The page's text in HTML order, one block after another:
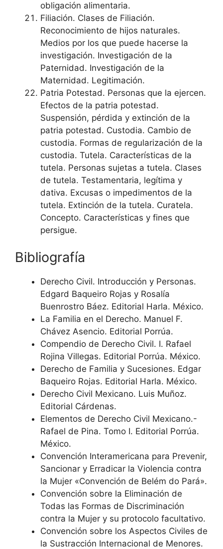
obligación alimentaria.
Filiación. Clases de Filiación.
Reconocimiento de hijos naturales.
Medios por los que puede hacerse la
investigación. Investigación de la
Paternidad. Investigación de la
Maternidad. Legitimación.
Patria Potestad. Personas que la ejercen.
Efectos de la patria potestad.
Suspensión, pérdida y extinción de la
patria potestad. Custodia. Cambio de
custodia. Formas de regularización de la
custodia. Tutela. Características de la
tutela. Personas sujetas a tutela. Clases
de tutela. Testamentaria, legítima y
dativa. Excusas o impedimentos de la
tutela. Extinción de la tutela. Curatela.
Concepto. Características y fines que
persigue.
Bibliografía
Derecho Civil. Introducción y Personas.
Edgard Baqueiro Rojas y Rosalía
Buenrostro Báez. Editorial Harla. México.
La Familia en el Derecho. Manuel F.
Chávez Asencio. Editorial Porrúa.
Compendio de Derecho Civil. I. Rafael
Rojina Villegas. Editorial Porrúa. México.
Derecho de Familia y Sucesiones. Edgar
Baqueiro Rojas. Editorial Harla. México.
Derecho Civil Mexicano. Luis Muñoz.
Editorial Cárdenas.
Elementos de Derecho Civil Mexicano.-
Rafael de Pina. Tomo I. Editorial Porrúa.
México.
Convención Interamericana para Prevenir,
Sancionar y Erradicar la Violencia contra
la Mujer «Convención de Belém do Pará».
Convención sobre la Eliminación de
Todas las Formas de Discriminación
contra la Mujer y su protocolo facultativo.
Convención sobre los Aspectos Civiles de
la Sustracción Internacional de Menores.